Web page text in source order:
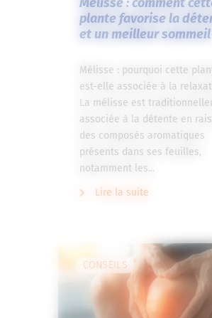
plante favorise la
et un meilleur sommeil
Mélisse : pourquoi cette
est-elle associée à la
La mélisse est
associée à la détente en
des composés aromatiques
présents dans ses feuilles,
notamment les...
Lire la suite
CONSEILS